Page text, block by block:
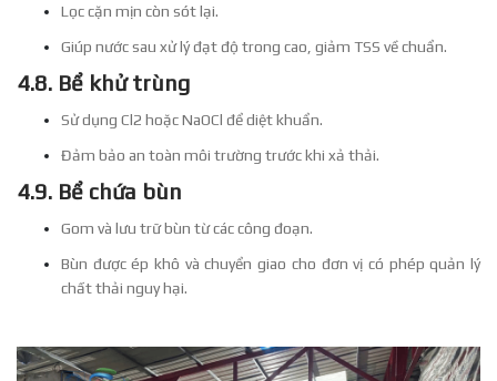
Lọc cặn mịn còn sót lại.
Giúp nước sau xử lý đạt độ trong cao, giảm TSS về chuẩn.
4.8. Bể khử trùng
Sử dụng Cl2 hoặc NaOCl để diệt khuẩn.
Đảm bảo an toàn môi trường trước khi xả thải.
4.9. Bể chứa bùn
Gom và lưu trữ bùn từ các công đoạn.
Bùn được ép khô và chuyển giao cho đơn vị có phép quản lý
chất thải nguy hại.